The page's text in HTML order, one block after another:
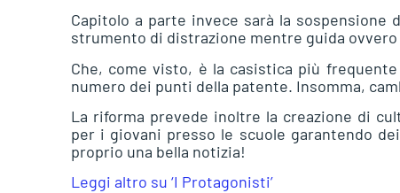
Capitolo a parte invece sarà la
strumento di distrazione mentre guida
Che, come visto, è la casistica più
numero dei punti della patente. Insomma,
La riforma prevede inoltre la creazione di
per i giovani presso le scuole garantendo
proprio una bella notizia!
Leggi altro su ‘I Protagonisti’